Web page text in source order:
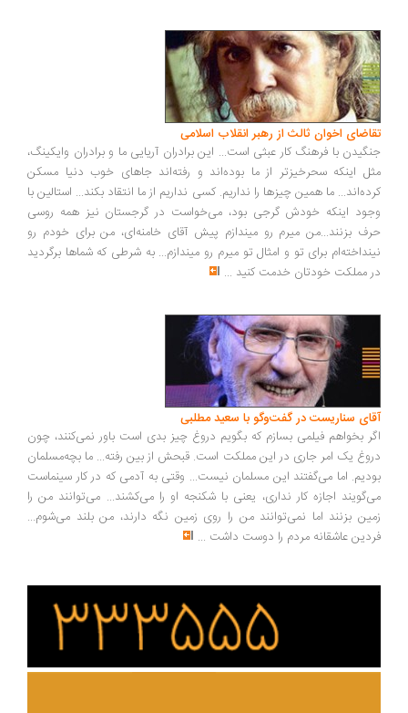
اخوان ثالث از رهبر انقلاب اسلامی
با فرهنگ کار عبثی است... این برادران آریایی ما و برادران وایکینگ،
اینکه سحرخیزتر از ما بوده‌اند و رفته‌اند جاهای خوب دنیا مسکن
ما همین چیزها را نداریم. کسی نداریم از ما انتقاد بکند... استالین با
اینکه خودش گرجی بود، می‌خواست در گرجستان نیز همه روسی
بزنند...من میرم رو میندازم پیش آقای خامنه‌ای، من برای خودم رو
برای تو و امثال تو میرم رو میندازم... به شرطی که شماها برگردید
مملکت خودتان خدمت کنید...
سناریست در گفت‌وگو با سعید مطلبی
بخواهم فیلمی بسازم که بگویم دروغ چیز بدی است باور نمی‌کنند، چون
یک امر جاری در این مملکت است. قبحش از بین رفته... ما بچه‌مسلمان
اما می‌گفتند این مسلمان نیست... وقتی به آدمی که در کار سینماست
اجازه کار نداری، یعنی با شکنجه او را می‌کشند... می‌توانند من را
بزنند اما نمی‌توانند من را روی زمین نگه دارند، من بلند می‌شوم...
عاشقانه مردم را دوست داشت ...